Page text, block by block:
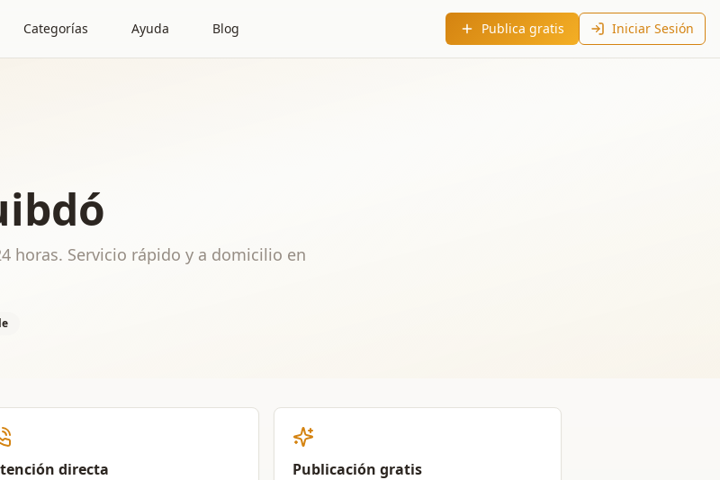
Categorías Ayuda Blog Publica gratis Iniciar Sesión
horas. Servicio rápido y a domicilio en
directa Publicación gratis